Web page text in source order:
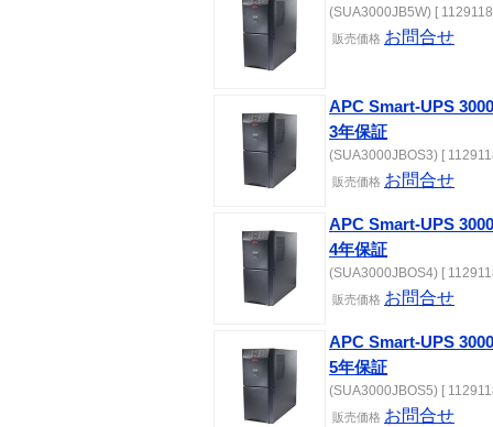
(SUA3000JB5W) [
販売価格 お問合せ
APC Smart-UPS
3年保証
(SUA3000JBOS3) [
販売価格 お問合せ
APC Smart-UPS
4年保証
(SUA3000JBOS4) [
販売価格 お問合せ
APC Smart-UPS
5年保証
(SUA3000JBOS5) [
販売価格 お問合せ